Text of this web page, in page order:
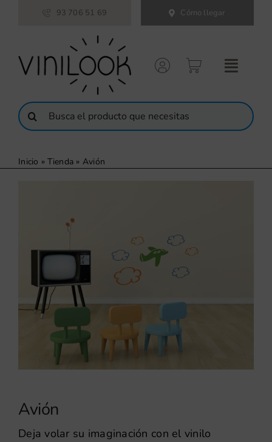
93 706 51 69 Cómo llegar
Buscar:
Inicio »Tienda » Avión
Avión
Deja volar su imaginación con el vinilo